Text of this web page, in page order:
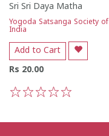
Sri Sri Daya Matha
Yogoda Satsanga Society of
India
Add to Cart
Rs 20.00